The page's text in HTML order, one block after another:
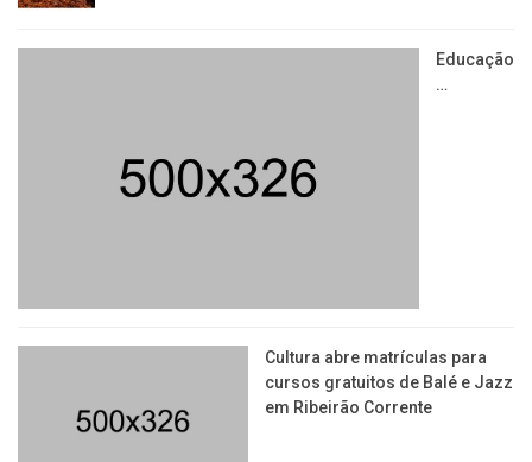
Educação
…
​Cultura abre matrículas para
cursos gratuitos de Balé e Jazz
em Ribeirão Corrente